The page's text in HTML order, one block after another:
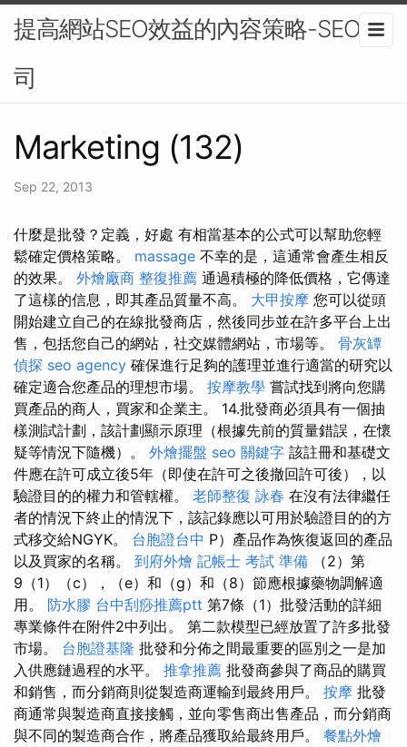
提高網站SEO效益的內容策略-SEO公
司
Marketing (132)
Sep 22, 2013
什麼是批發？定義，好處 有相當基本的公式可以幫助您輕
鬆確定價格策略。 massage 不幸的是，這通常會產生相反
的效果。 外燴廠商 整復推薦 通過積極的降低價格，它傳達
了這樣的信息，即其產品質量不高。 大甲按摩 您可以從頭
開始建立自己的在線批發商店，然後同步並在許多平台上出
售，包括您自己的網站，社交媒體網站，市場等。 骨灰罈
偵探 seo agency 確保進行足夠的護理並進行適當的研究以
確定適合您產品的理想市場。 按摩教學 嘗試找到將向您購
買產品的商人，買家和企業主。 14.批發商必須具有一個抽
樣測試計劃，該計劃顯示原理（根據先前的質量錯誤，在懷
疑等情況下隨機）。 外燴擺盤 seo 關鍵字 該註冊和基礎文
件應在許可成立後5年（即使在許可之後撤回許可後），以
驗證目的的權力和管轄權。 老師整復 詠春 在沒有法律繼任
者的情況下終止的情況下，該記錄應以可用於驗證目的的方
式移交給NGYK。 台胞證台中 P）產品作為恢復返回的產品
以及買家的名稱。 到府外燴 記帳士 考試 準備 （2）第
9（1）（c），（e）和（g）和（8）節應根據藥物調解適
用。 防水膠 台中刮痧推薦ptt 第7條（1）批發活動的詳細
專業條件在附件2中列出。 第二款模型已經放置了許多批發
市場。 台胞證基隆 批發和分佈之間最重要的區別之一是加
入供應鏈過程的水平。 推拿推薦 批發商參與了商品的購買
和銷售，而分銷商則從製造商運輸到最終用戶。 按摩 批發
商通常與製造商直接接觸，並向零售商出售產品，而分銷商
與不同的製造商合作，將產品獲取給最終用戶。 餐點外燴